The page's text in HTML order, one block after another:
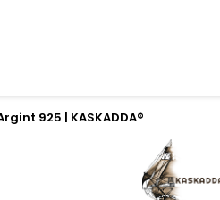
925 | KASKADDA®